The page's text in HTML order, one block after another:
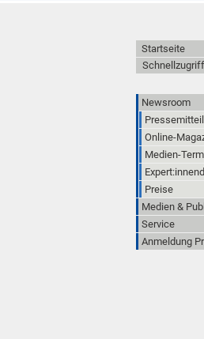
Startseite
Schnellzugriff
Newsroom
Online-
Medien-
Preise
Medien &
Service
Anmeldung